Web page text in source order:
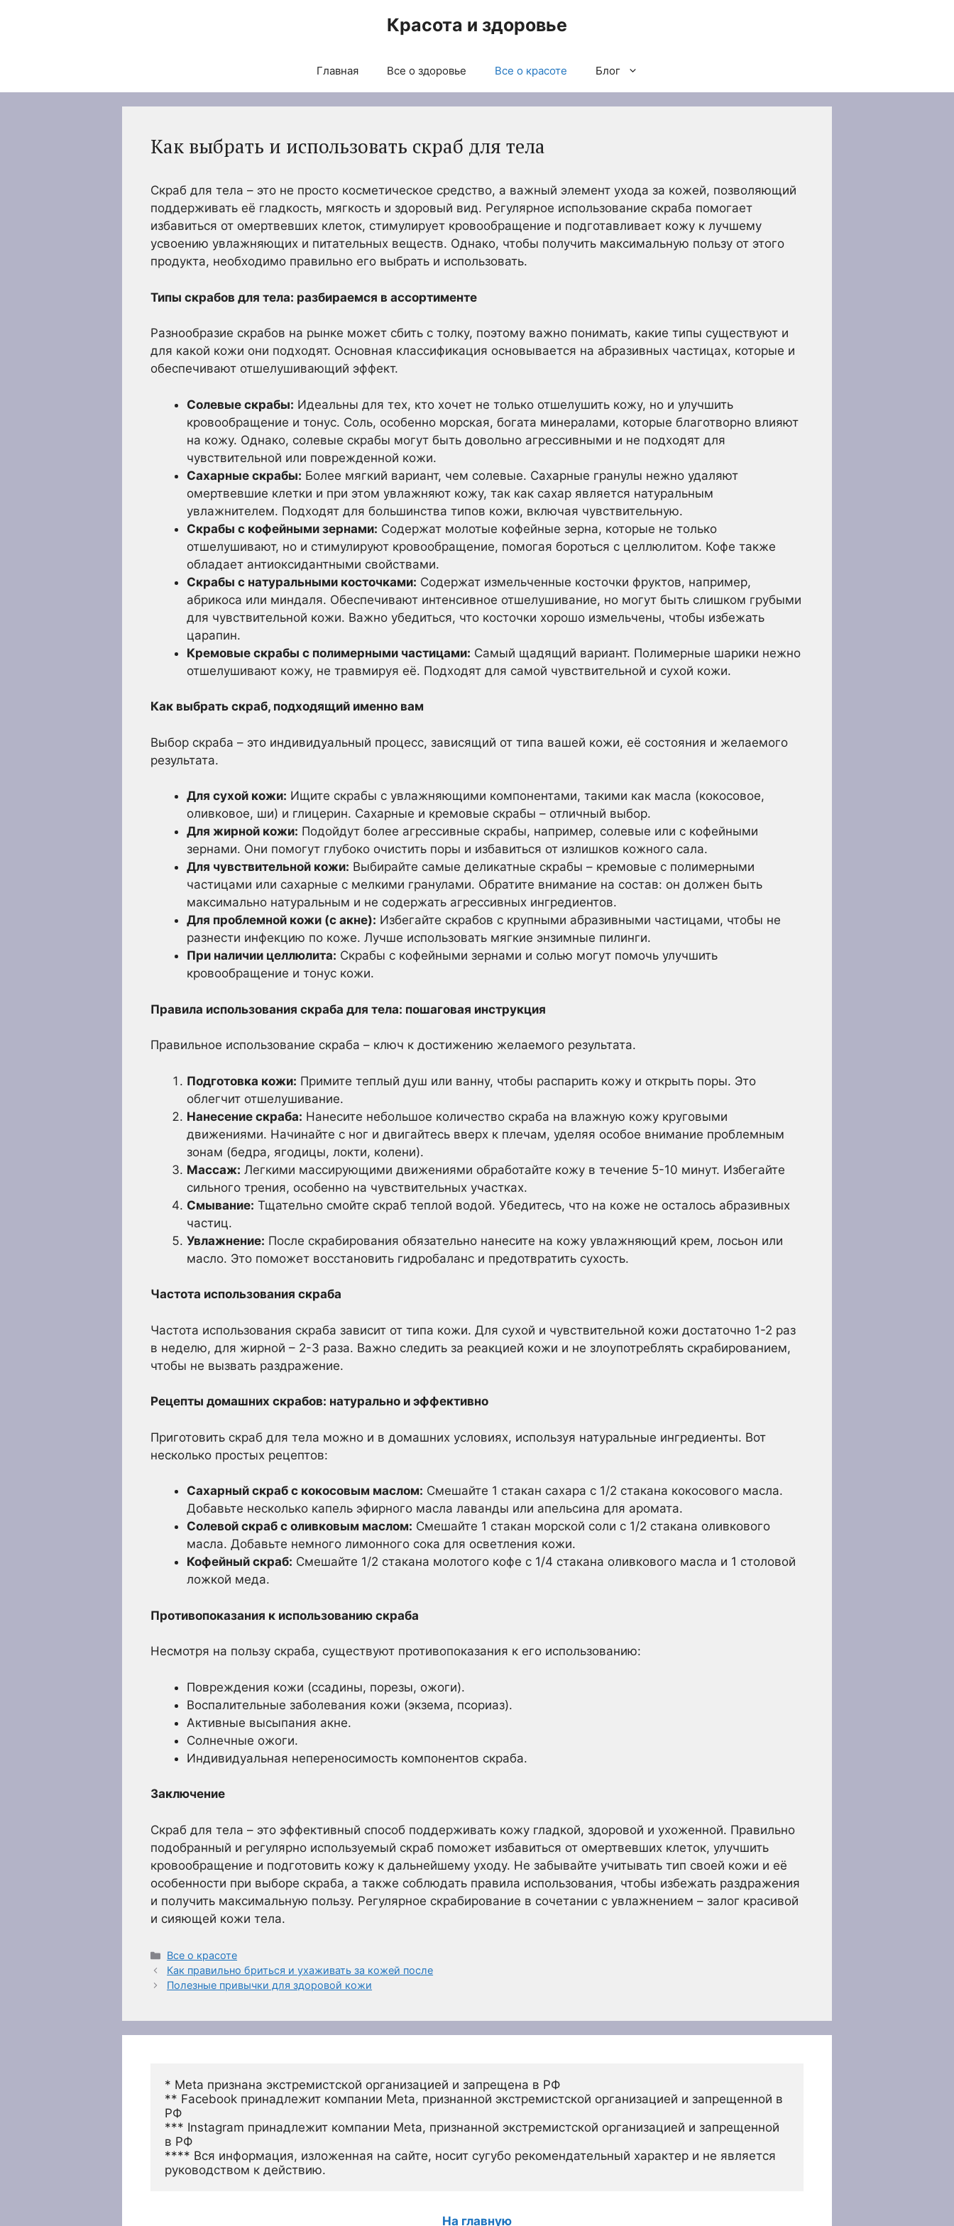
Красота и здоровье
Главная Все о здоровье Все о красоте Блог
Как выбрать и использовать скраб для тела
Скраб для тела – это не просто косметическое средство, а важный элемент ухода за кожей, позволяющий
поддерживать её гладкость, мягкость и здоровый вид. Регулярное использование скраба помогает
избавиться от омертвевших клеток, стимулирует кровообращение и подготавливает кожу к лучшему
усвоению увлажняющих и питательных веществ. Однако, чтобы получить максимальную пользу от этого
продукта, необходимо правильно его выбрать и использовать.
Типы скрабов для тела: разбираемся в ассортименте
Разнообразие скрабов на рынке может сбить с толку, поэтому важно понимать, какие типы существуют и
для какой кожи они подходят. Основная классификация основывается на абразивных частицах, которые и
обеспечивают отшелушивающий эффект.
Солевые скрабы: Идеальны для тех, кто хочет не только отшелушить кожу, но и улучшить
кровообращение и тонус. Соль, особенно морская, богата минералами, которые благотворно влияют
на кожу. Однако, солевые скрабы могут быть довольно агрессивными и не подходят для
чувствительной или поврежденной кожи.
Сахарные скрабы: Более мягкий вариант, чем солевые. Сахарные гранулы нежно удаляют
омертвевшие клетки и при этом увлажняют кожу, так как сахар является натуральным
увлажнителем. Подходят для большинства типов кожи, включая чувствительную.
Скрабы с кофейными зернами: Содержат молотые кофейные зерна, которые не только
отшелушивают, но и стимулируют кровообращение, помогая бороться с целлюлитом. Кофе также
обладает антиоксидантными свойствами.
Скрабы с натуральными косточками: Содержат измельченные косточки фруктов, например,
абрикоса или миндаля. Обеспечивают интенсивное отшелушивание, но могут быть слишком грубыми
для чувствительной кожи. Важно убедиться, что косточки хорошо измельчены, чтобы избежать
царапин.
Кремовые скрабы с полимерными частицами: Самый щадящий вариант. Полимерные шарики нежно
отшелушивают кожу, не травмируя её. Подходят для самой чувствительной и сухой кожи.
Как выбрать скраб, подходящий именно вам
Выбор скраба – это индивидуальный процесс, зависящий от типа вашей кожи, её состояния и желаемого
результата.
Для сухой кожи: Ищите скрабы с увлажняющими компонентами, такими как масла (кокосовое,
оливковое, ши) и глицерин. Сахарные и кремовые скрабы – отличный выбор.
Для жирной кожи: Подойдут более агрессивные скрабы, например, солевые или с кофейными
зернами. Они помогут глубоко очистить поры и избавиться от излишков кожного сала.
Для чувствительной кожи: Выбирайте самые деликатные скрабы – кремовые с полимерными
частицами или сахарные с мелкими гранулами. Обратите внимание на состав: он должен быть
максимально натуральным и не содержать агрессивных ингредиентов.
Для проблемной кожи (с акне): Избегайте скрабов с крупными абразивными частицами, чтобы не
разнести инфекцию по коже. Лучше использовать мягкие энзимные пилинги.
При наличии целлюлита: Скрабы с кофейными зернами и солью могут помочь улучшить
кровообращение и тонус кожи.
Правила использования скраба для тела: пошаговая инструкция
Правильное использование скраба – ключ к достижению желаемого результата.
Подготовка кожи: Примите теплый душ или ванну, чтобы распарить кожу и открыть поры. Это
облегчит отшелушивание.
Нанесение скраба: Нанесите небольшое количество скраба на влажную кожу круговыми
движениями. Начинайте с ног и двигайтесь вверх к плечам, уделяя особое внимание проблемным
зонам (бедра, ягодицы, локти, колени).
Массаж: Легкими массирующими движениями обработайте кожу в течение 5-10 минут. Избегайте
сильного трения, особенно на чувствительных участках.
Смывание: Тщательно смойте скраб теплой водой. Убедитесь, что на коже не осталось абразивных
частиц.
Увлажнение: После скрабирования обязательно нанесите на кожу увлажняющий крем, лосьон или
масло. Это поможет восстановить гидробаланс и предотвратить сухость.
Частота использования скраба
Частота использования скраба зависит от типа кожи. Для сухой и чувствительной кожи достаточно 1-2 раз
в неделю, для жирной – 2-3 раза. Важно следить за реакцией кожи и не злоупотреблять скрабированием,
чтобы не вызвать раздражение.
Рецепты домашних скрабов: натурально и эффективно
Приготовить скраб для тела можно и в домашних условиях, используя натуральные ингредиенты. Вот
несколько простых рецептов:
Сахарный скраб с кокосовым маслом: Смешайте 1 стакан сахара с 1/2 стакана кокосового масла.
Добавьте несколько капель эфирного масла лаванды или апельсина для аромата.
Солевой скраб с оливковым маслом: Смешайте 1 стакан морской соли с 1/2 стакана оливкового
масла. Добавьте немного лимонного сока для осветления кожи.
Кофейный скраб: Смешайте 1/2 стакана молотого кофе с 1/4 стакана оливкового масла и 1 столовой
ложкой меда.
Противопоказания к использованию скраба
Несмотря на пользу скраба, существуют противопоказания к его использованию:
Повреждения кожи (ссадины, порезы, ожоги).
Воспалительные заболевания кожи (экзема, псориаз).
Активные высыпания акне.
Солнечные ожоги.
Индивидуальная непереносимость компонентов скраба.
Заключение
Скраб для тела – это эффективный способ поддерживать кожу гладкой, здоровой и ухоженной. Правильно
подобранный и регулярно используемый скраб поможет избавиться от омертвевших клеток, улучшить
кровообращение и подготовить кожу к дальнейшему уходу. Не забывайте учитывать тип своей кожи и её
особенности при выборе скраба, а также соблюдать правила использования, чтобы избежать раздражения
и получить максимальную пользу. Регулярное скрабирование в сочетании с увлажнением – залог красивой
и сияющей кожи тела.
Рубрики
Все о красоте
Как правильно бриться и ухаживать за кожей после
Полезные привычки для здоровой кожи
* Meta признана экстремистской организацией и запрещена в РФ
** Facebook принадлежит компании Meta, признанной экстремистской организацией и запрещенной в
РФ
*** Instagram принадлежит компании Meta, признанной экстремистской организацией и запрещенной
в РФ
**** Вся информация, изложенная на сайте, носит сугубо рекомендательный характер и не является
руководством к действию.
На главную